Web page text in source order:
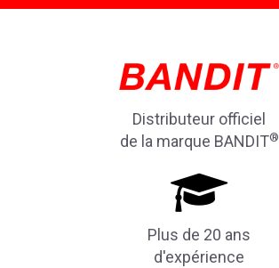
Distributeur officiel
de la marque BANDIT®
Plus de 20 ans
d'expérience